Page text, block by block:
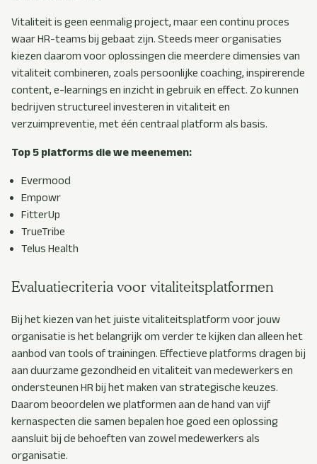
Vitaliteit is geen eenmalig project, maar een continu proces
waar HR-teams bij gebaat zijn. Steeds meer organisaties
kiezen daarom voor oplossingen die meerdere dimensies van
vitaliteit combineren, zoals persoonlijke coaching, inspirerende
content, e-learnings en inzicht in gebruik en effect. Zo kunnen
bedrijven structureel investeren in vitaliteit en
verzuimpreventie, met één centraal platform als basis.
Top 5 platforms die we meenemen:
Evermood
Empowr
FitterUp
TrueTribe
Telus Health
Evaluatiecriteria voor vitaliteitsplatformen
Bij het kiezen van het juiste vitaliteitsplatform voor jouw
organisatie is het belangrijk om verder te kijken dan alleen het
aanbod van tools of trainingen. Effectieve platforms dragen bij
aan duurzame gezondheid en vitaliteit van medewerkers en
ondersteunen HR bij het maken van strategische keuzes.
Daarom beoordelen we platformen aan de hand van vijf
kernaspecten die samen bepalen hoe goed een oplossing
aansluit bij de behoeften van zowel medewerkers als
organisatie.